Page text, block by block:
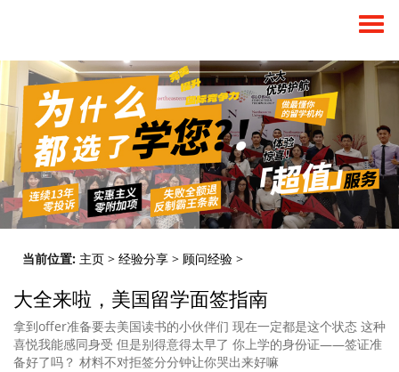
当前位置: 主页 > 经验分享 > 顾问经验 >
大全来啦，美国留学面签指南
拿到offer准备要去美国读书的小伙伴们 现在一定都是这个状态 这种
喜悦我能感同身受 但是别得意得太早了 你上学的身份证——签证准
备好了吗？ 材料不对拒签分分钟让你哭出来好嘛